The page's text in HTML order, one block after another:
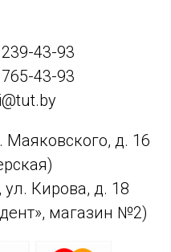
43-93
43-93
Маяковского, д. 16
Кирова, д. 18
магазин №2)